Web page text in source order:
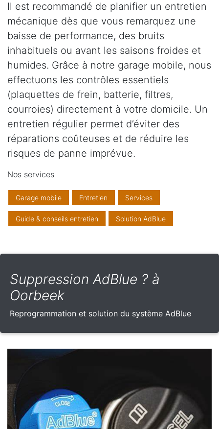
Il est recommandé de planifier un entretien
mécanique dès que vous remarquez une
baisse de performance, des bruits
inhabituels ou avant les saisons froides et
humides. Grâce à notre garage mobile, nous
effectuons les contrôles essentiels
(plaquettes de frein, batterie, filtres,
courroies) directement à votre domicile. Un
entretien régulier permet d’éviter des
réparations coûteuses et de réduire les
risques de panne imprévue.
Nos services
Garage mobile Entretien Services
Guide & conseils entretien Solution AdBlue
Suppression AdBlue ? à
Oorbeek
Reprogrammation et solution du système AdBlue